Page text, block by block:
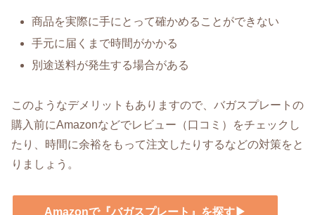
商品を実際に手にとって確かめることができない
手元に届くまで時間がかかる
別途送料が発生する場合がある
このようなデメリットもありますので、バガスプレートの
購入前にAmazonなどでレビュー（口コミ）をチェックし
たり、時間に余裕をもって注文したりするなどの対策をと
りましょう。
Amazonで『バガスプレート』を探す▶